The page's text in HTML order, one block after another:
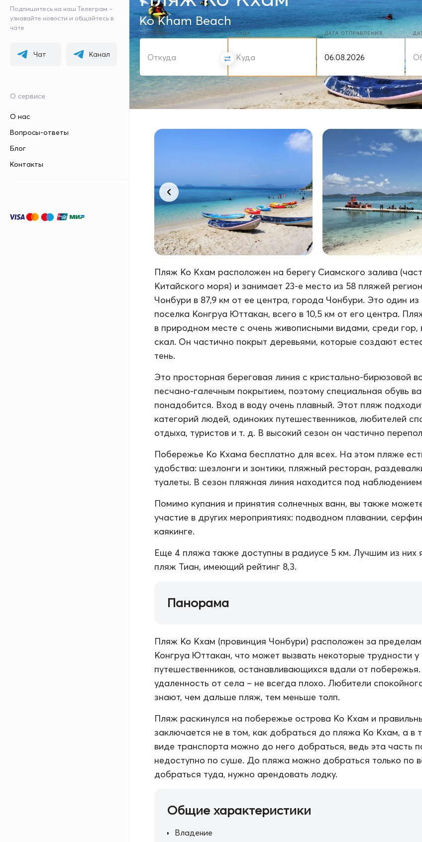
Подпишитесь на наш Телеграм –
узнавайте новости и общайтесь в
чате
Чат Канал
О сервисе
О нас
Вопросы-ответы
Блог
Контакты
Ko Kham Beach
ОТКУДА КУДА ДАТА ОТПРАВЛЕНИЯ
Пляж Ко Кхам расположен на берегу Сиамского залива
Китайского моря) и занимает 23-е место из 58 пляжей
Чонбури в 87,9 км от ее центра, города Чонбури. Это один
поселка Конгруа Юттакан, всего в 10,5 км от его центра.
в природном месте с очень живописными видами, среди гор,
скал. Он частично покрыт деревьями, которые создают
тень.
Это просторная береговая линия с кристально-бирюзовой
песчано-галечным покрытием, поэтому специальная обувь
понадобится. Вход в воду очень плавный. Этот пляж
категорий людей, одиноких путешественников, любителей
отдыха, туристов и т. д. В высокий сезон он частично
Побережье Ко Кхама бесплатно для всех. На этом пляже
удобства: шезлонги и зонтики, пляжный ресторан,
туалеты. В сезон пляжная линия находится под
Помимо купания и принятия солнечных ванн, вы также
участие в других мероприятиях: подводном плавании,
каякинге.
Еще 4 пляжа также доступны в радиусе 5 км. Лучшим из них
пляж Тиан, имеющий рейтинг 8,3.
Панорама
Пляж Ко Кхам (провинция Чонбури) расположен за
Конгруа Юттакан, что может вызвать некоторые трудности у
путешественников, останавливающихся вдали от
удаленность от села – не всегда плохо. Любители
знают, чем дальше пляж, тем меньше толп.
Пляж раскинулся на побережье острова Ко Кхам и
заключается не в том, как добраться до пляжа Ко Кхам, а в
виде транспорта можно до него добраться, ведь эта часть
недоступно по суше. До пляжа можно добраться только по
добраться туда, нужно арендовать лодку.
Общие характеристики
Владение